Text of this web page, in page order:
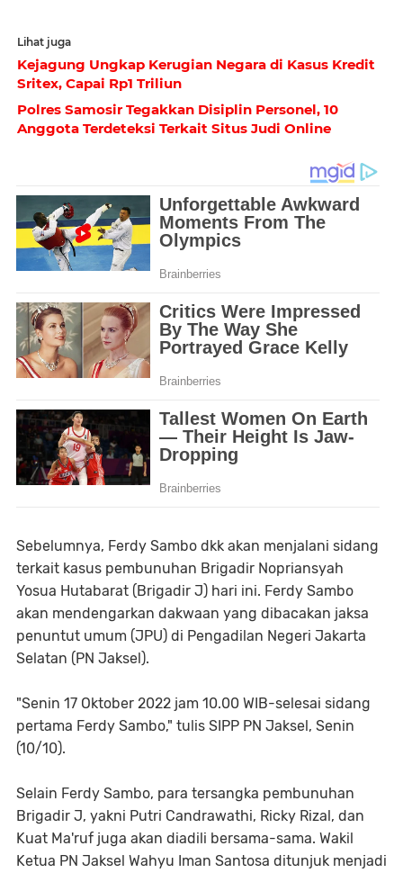
Lihat juga
Kejagung Ungkap Kerugian Negara di Kasus Kredit
Sritex, Capai Rp1 Triliun
Polres Samosir Tegakkan Disiplin Personel, 10
Anggota Terdeteksi Terkait Situs Judi Online
Sebelumnya, Ferdy Sambo dkk akan menjalani sidang
terkait kasus pembunuhan Brigadir Nopriansyah
Yosua Hutabarat (Brigadir J) hari ini. Ferdy Sambo
akan mendengarkan dakwaan yang dibacakan jaksa
penuntut umum (JPU) di Pengadilan Negeri Jakarta
Selatan (PN Jaksel).
"Senin 17 Oktober 2022 jam 10.00 WIB-selesai sidang
pertama Ferdy Sambo," tulis SIPP PN Jaksel, Senin
(10/10).
Selain Ferdy Sambo, para tersangka pembunuhan
Brigadir J, yakni Putri Candrawathi, Ricky Rizal, dan
Kuat Ma'ruf juga akan diadili bersama-sama. Wakil
Ketua PN Jaksel Wahyu Iman Santosa ditunjuk menjadi